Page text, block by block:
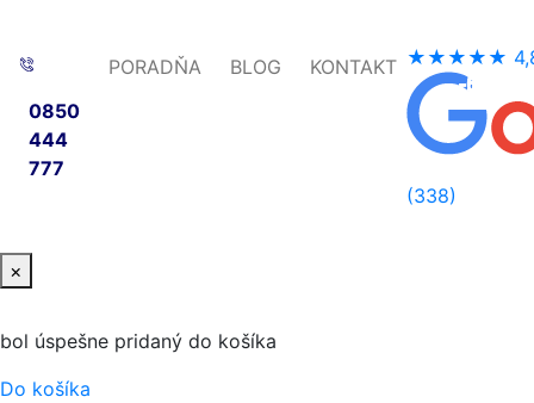
0850
444
777
PORADŇA BLOG KONTAKT ★★★★★
(338)
×
bol úspešne pridaný do košíka
Do košíka
-57%
-10%
-10%
-62%
-56%